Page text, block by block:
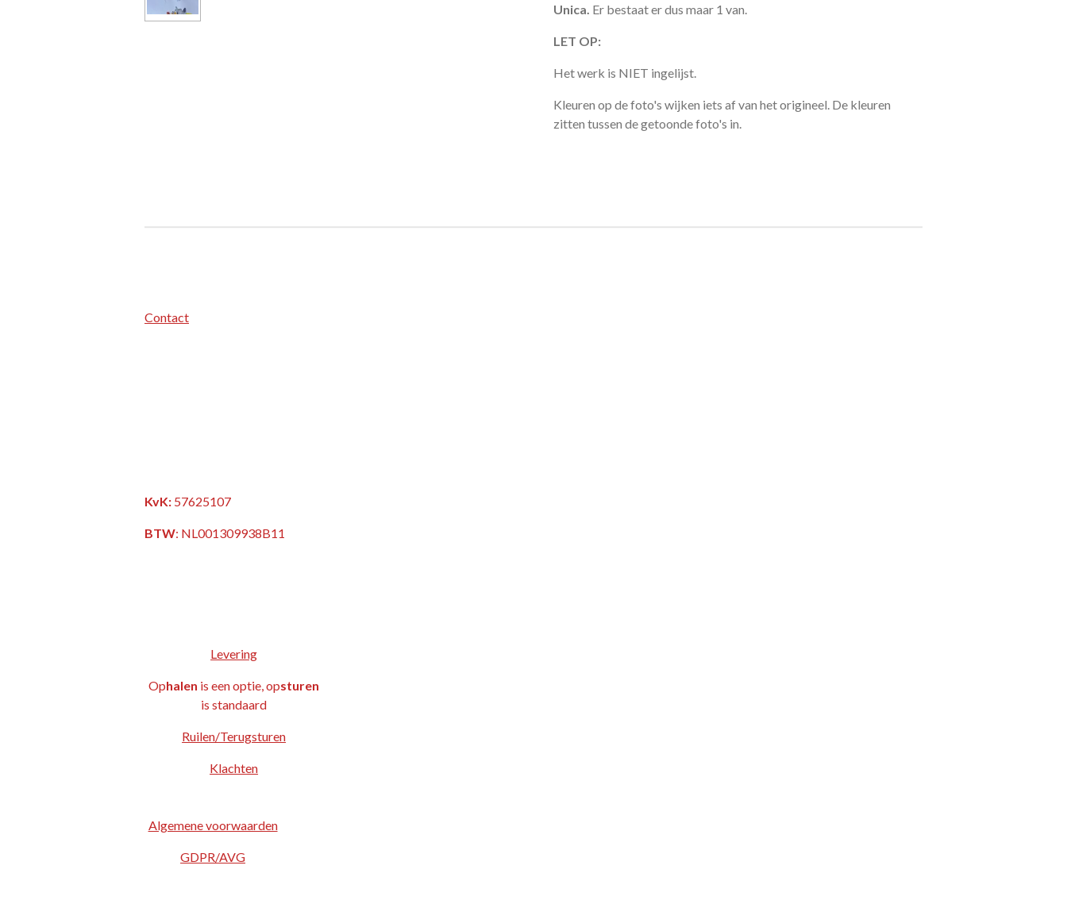
Unica. Er bestaat er dus maar 1 van.
LET OP:
Het werk is NIET ingelijst.
Kleuren op de foto's wijken iets af van het origineel. De kleuren
zitten tussen de getoonde foto's in.
Contact
KvK: 57625107
BTW: NL001309938B11
Levering
Ophalen is een optie, opsturen
is standaard
Ruilen/Terugsturen
Klachten
Algemene voorwaarden
GDPR/AVG